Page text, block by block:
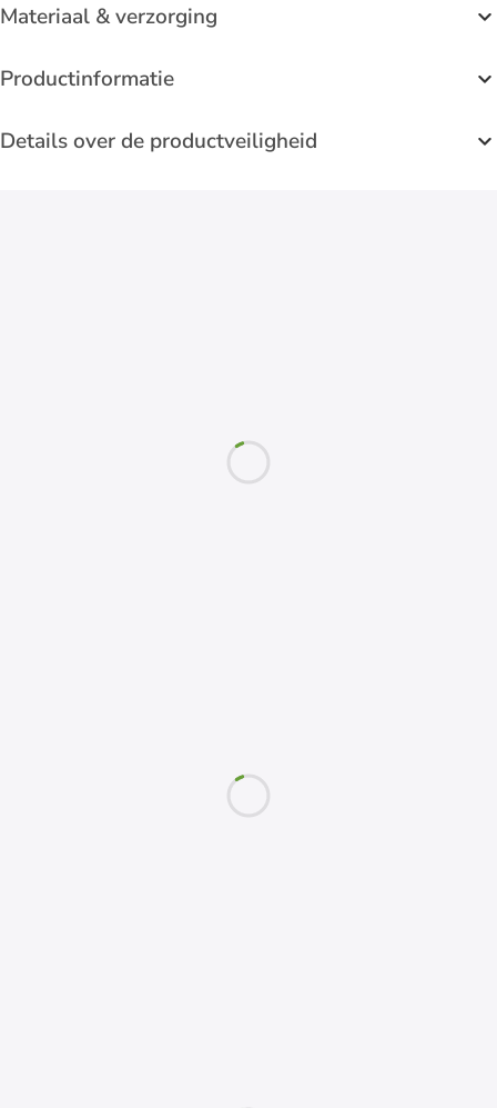
Materiaal & verzorging
Productinformatie
Details over de productveiligheid